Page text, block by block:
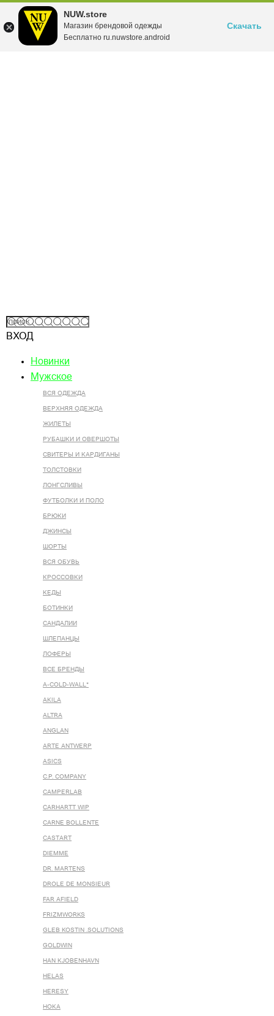
NUW.store
Магазин брендовой одежды
Бесплатно ru.nuwstore.android
Скачать
ВХОД
Новинки
Мужское
ВСЯ ОДЕЖДА
ВЕРХНЯЯ ОДЕЖДА
ЖИЛЕТЫ
РУБАШКИ И ОВЕРШОТЫ
СВИТЕРЫ И КАРДИГАНЫ
ТОЛСТОВКИ
ЛОНГСЛИВЫ
ФУТБОЛКИ И ПОЛО
БРЮКИ
ДЖИНСЫ
ШОРТЫ
ВСЯ ОБУВЬ
КРОССОВКИ
КЕДЫ
БОТИНКИ
САНДАЛИИ
ШЛЕПАНЦЫ
ЛОФЕРЫ
ВСЕ БРЕНДЫ
A-COLD-WALL*
AKILA
ALTRA
ANGLAN
ARTE ANTWERP
ASICS
C.P. COMPANY
CAMPERLAB
CARHARTT WIP
CARNE BOLLENTE
CASTART
DIEMME
DR. MARTENS
DROLE DE MONSIEUR
FAR AFIELD
FRIZMWORKS
GLEB KOSTIN .SOLUTIONS
GOLDWIN
HAN KJOBENHAVN
HELAS
HERESY
HOKA